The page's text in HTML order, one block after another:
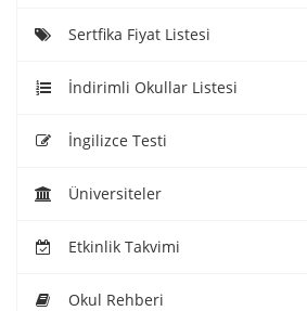
Sertfika Fiyat Listesi
İndirimli Okullar Listesi
İngilizce Testi
Üniversiteler
Etkinlik Takvimi
Okul Rehberi